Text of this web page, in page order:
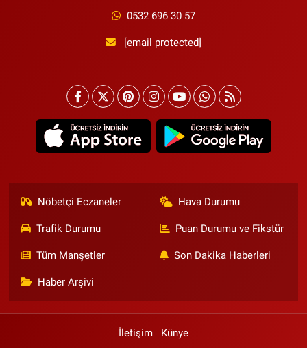
0532 696 30 57
[email protected]
Nöbetçi Eczaneler Hava Durumu
Trafik Durumu Puan Durumu ve Fikstür
Tüm Manşetler Son Dakika Haberleri
Haber Arşivi
İletişim Künye